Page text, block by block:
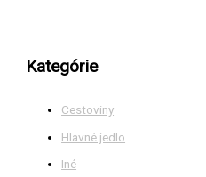
d
Kategórie
Cestoviny
Hlavné jedlo
Iné